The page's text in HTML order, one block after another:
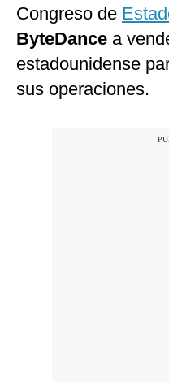
Congreso de
ByteDance a
estadounidense
sus operaciones.